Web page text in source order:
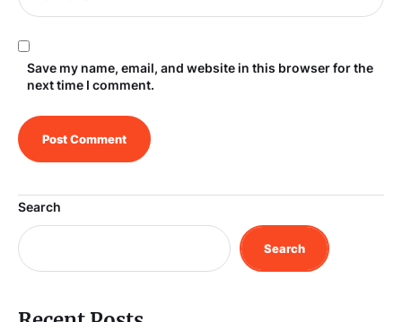
Save my name, email, and website in this browser for the
next time I comment.
Search
Search